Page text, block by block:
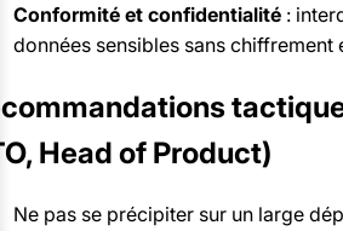
Conformité et confidentialité:
données sensibles sans chiffrement
Head of Product)
Ne pas se précipiter sur un large